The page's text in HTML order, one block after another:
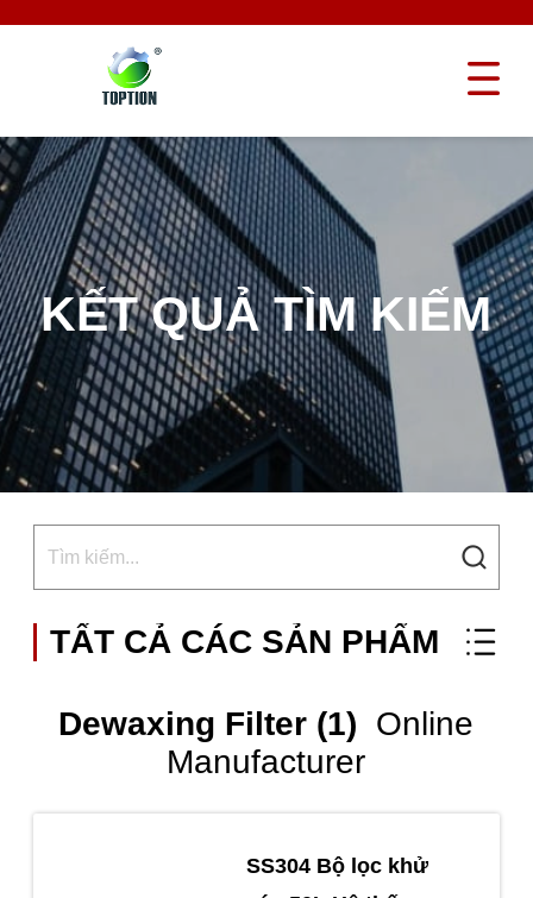
KẾT QUẢ TÌM KIẾM
TẤT CẢ CÁC SẢN PHẨM
Dewaxing Filter (1) Online
Manufacturer
SS304 Bộ lọc khử